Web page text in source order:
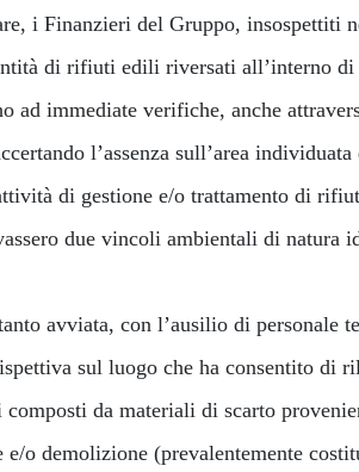
i Finanzieri del Gruppo, insospettiti
di rifiuti edili riversati all’interno
ad immediate verifiche, anche
l’assenza sull’area
di gestione e/o trattamento di
due vincoli ambientali di natura
avviata, con l’ausilio di personale
sul luogo che ha consentito di
composti da materiali di scarto
e/o demolizione (prevalentemente